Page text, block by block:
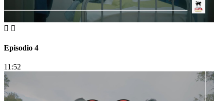
Episodio 4
11:52